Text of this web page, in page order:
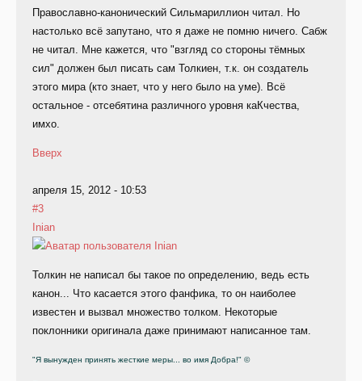
Православно-канонический Сильмариллион читал. Но
настолько всё запутано, что я даже не помню ничего. Сабж
не читал. Мне кажется, что "взгляд со стороны тёмных
сил" должен был писать сам Толкиен, т.к. он создатель
этого мира (кто знает, что у него было на уме). Всё
остальное - отсебятина различного уровня каКчества,
имхо.
Вверх
апреля 15, 2012 - 10:53
#3
Inian
Толкин не написал бы такое по определению, ведь есть
канон... Что касается этого фанфика, то он наиболее
известен и вызвал множество толком. Некоторые
поклонники оригинала даже принимают написанное там.
"Я вынужден принять жесткие меры... во имя Добра!" ©